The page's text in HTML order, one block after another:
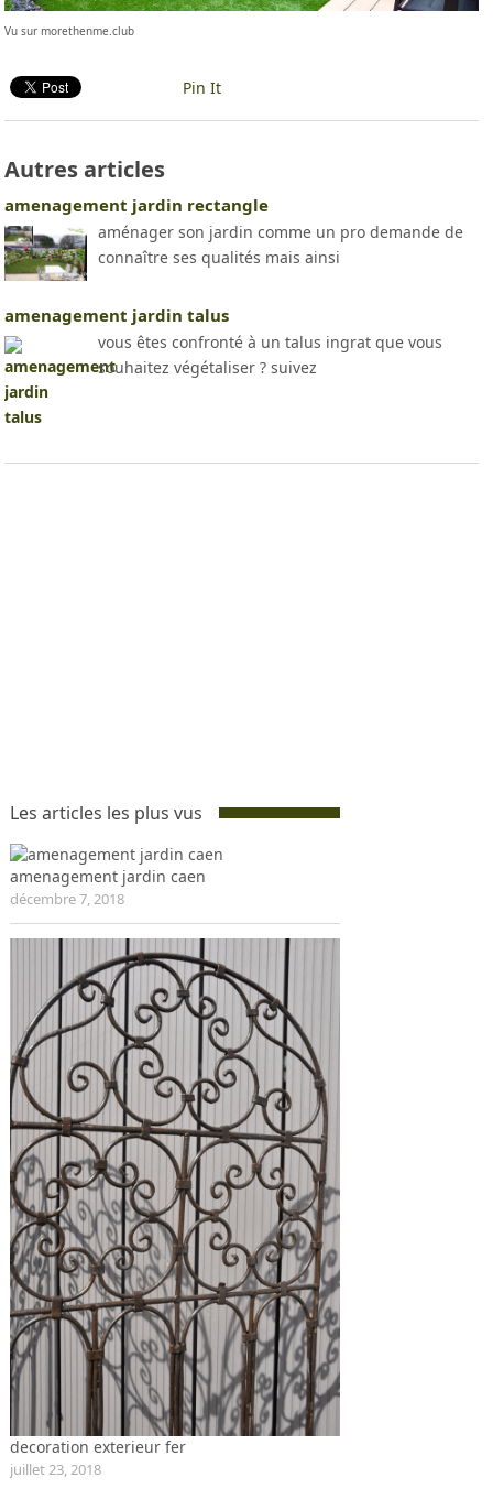
Vu sur morethenme.club
Pin It
Autres articles
amenagement jardin rectangle
aménager son jardin comme un pro demande de
connaître ses qualités mais ainsi
amenagement jardin talus
vous êtes confronté à un talus ingrat que vous
souhaitez végétaliser ? suivez
Les articles les plus vus
amenagement jardin caen
décembre 7, 2018
decoration exterieur fer
juillet 23, 2018